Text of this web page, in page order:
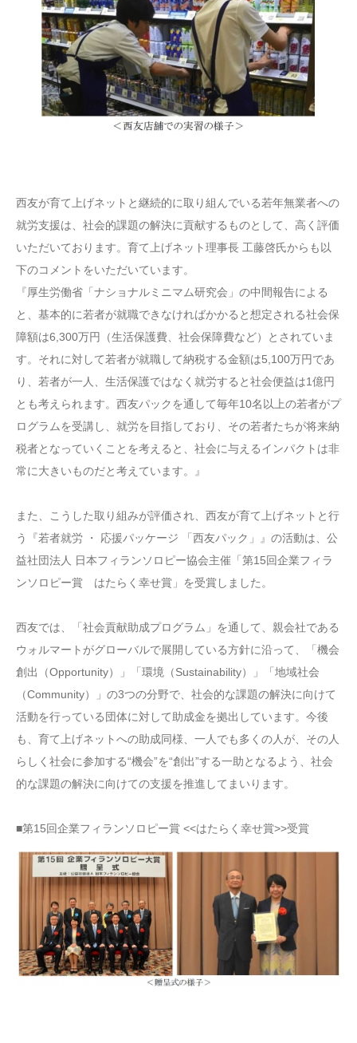
西友が育て上げネットと継続的に取り組んでいる若年無業者への
就労支援は、社会的課題の解決に貢献するものとして、高く評価
いただいております。育て上げネット理事長 工藤啓氏からも以
下のコメントをいただいています。
『厚生労働省「ナショナルミニマム研究会」の中間報告による
と、基本的に若者が就職できなければかかると想定される社会保
障額は6,300万円（生活保護費、社会保障費など）とされていま
す。それに対して若者が就職して納税する金額は5,100万円であ
り、若者が一人、生活保護ではなく就労すると社会便益は1億円
とも考えられます。西友パックを通して毎年10名以上の若者がプ
ログラムを受講し、就労を目指しており、その若者たちが将来納
税者となっていくことを考えると、社会に与えるインパクトは非
常に大きいものだと考えています。』
また、こうした取り組みが評価され、西友が育て上げネットと行
う『若者就労 ・ 応援パッケージ 「西友パック」』の活動は、公
益社団法人 日本フィランソロピー協会主催「第15回企業フィラ
ンソロピー賞 はたらく幸せ賞」を受賞しました。
西友では、「社会貢献助成プログラム」を通して、親会社である
ウォルマートがグローバルで展開している方針に沿って、「機会
創出（Opportunity）」「環境（Sustainability）」「地域社会
（Community）」の3つの分野で、社会的な課題の解決に向けて
活動を行っている団体に対して助成金を拠出しています。今後
も、育て上げネットへの助成同様、一人でも多くの人が、その人
らしく社会に参加する“機会”を“創出”する一助となるよう、社会
的な課題の解決に向けての支援を推進してまいります。
■第15回企業フィランソロピー賞 <<はたらく幸せ賞>>受賞